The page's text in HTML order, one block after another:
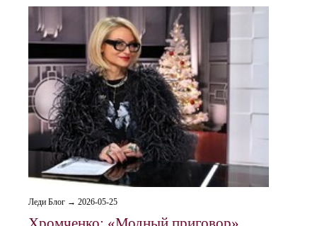
Леди Блог → 2026-05-25